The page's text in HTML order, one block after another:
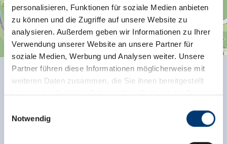
personalisieren, Funktionen für soziale Medien anbieten
zu können und die Zugriffe auf unsere Website zu
analysieren. Außerdem geben wir Informationen zu Ihrer
Verwendung unserer Website an unsere Partner für
soziale Medien, Werbung und Analysen weiter. Unsere
Partner führen diese Informationen möglicherweise mit
weiteren Daten zusammen, die Sie ihnen bereitgestellt
haben oder die sie im Rahmen Ihrer Nutzung der Dienste
Notwendig
Leaflet | Map data © OpenStreetMap contributors
Terug naar het overzicht